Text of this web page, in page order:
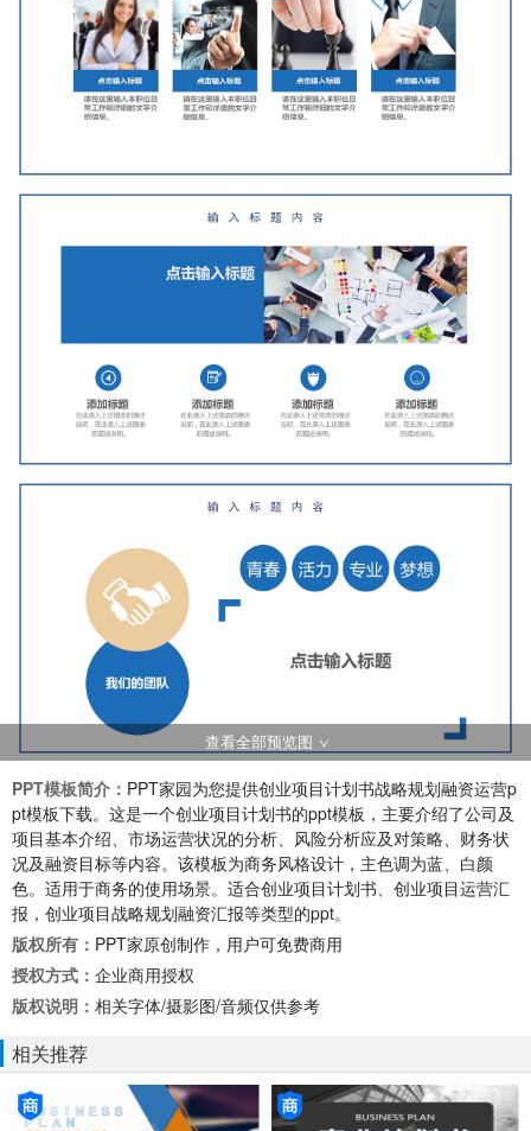
查看全部预览图
PPT模板简介： PPT家园为您提供创业项目计划书战略规划融资运营p
pt模板下载。这是一个创业项目计划书的ppt模板，主要介绍了公司及
项目基本介绍、市场运营状况的分析、风险分析应及对策略、财务状
况及融资目标等内容。该模板为商务风格设计，主色调为蓝、白颜
色。适用于商务的使用场景。适合创业项目计划书、创业项目运营汇
报，创业项目战略规划融资汇报等类型的ppt。
版权所有： PPT家原创制作，用户可免费商用
授权方式： 企业商用授权
版权说明： 相关字体/摄影图/音频仅供参考
相关推荐